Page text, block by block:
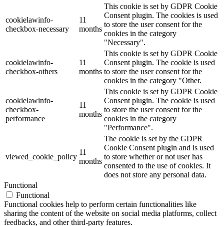
cookielawinfo-
checkbox-necessary
11
months
This cookie is set by GDPR Cookie
Consent plugin. The cookies is used
to store the user consent for the
cookies in the category
"Necessary".
cookielawinfo-
checkbox-others
11
months
This cookie is set by GDPR Cookie
Consent plugin. The cookie is used
to store the user consent for the
cookies in the category "Other.
cookielawinfo-
checkbox-
performance
11
months
This cookie is set by GDPR Cookie
Consent plugin. The cookie is used
to store the user consent for the
cookies in the category
"Performance".
viewed_cookie_policy
11
months
The cookie is set by the GDPR
Cookie Consent plugin and is used
to store whether or not user has
consented to the use of cookies. It
does not store any personal data.
Functional
Functional
Functional cookies help to perform certain functionalities like
sharing the content of the website on social media platforms, collect
feedbacks, and other third-party features.